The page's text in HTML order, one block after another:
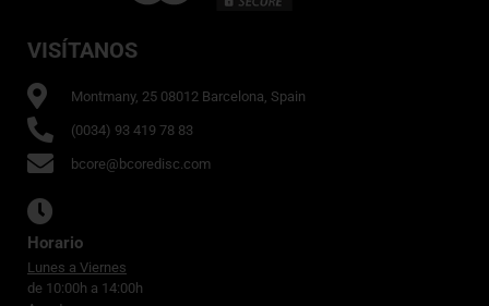
VISÍTANOS
Montmany, 25 08012 Barcelona, Spain
(0034) 93 419 78 83
bcore@bcoredisc.com
Horario
Lunes a Viernes
de 10:00h a 14:00h